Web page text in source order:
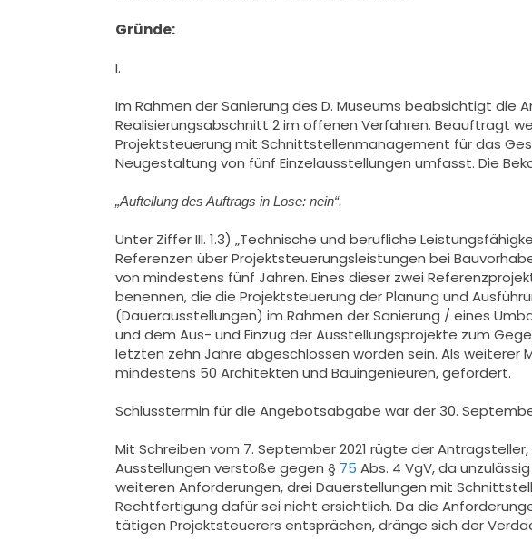
Gründe:
I.
Im Rahmen der Sanierung des D. Museums beabsichtigt
Realisierungsabschnitt 2 im offenen Verfahren. Beauftragt
Projektsteuerung mit Schnittstellenmanagement für das
Neugestaltung von fünf Einzelausstellungen umfasst. Die
„Aufteilung des Auftrags in Lose: nein“.
Unter Ziffer III. 1.3) „Technische und berufliche
Referenzen über Projektsteuerungsleistungen bei
von mindestens fünf Jahren. Eines dieser zwei
benennen, die die Projektsteuerung der Planung und
(Dauerausstellungen) im Rahmen der Sanierung / eines
und dem Aus- und Einzug der Ausstellungsprojekte zum
letzten zehn Jahre abgeschlossen worden sein. Als
mindestens 50 Architekten und Bauingenieuren, gefordert.
Schlusstermin für die Angebotsabgabe war der 30.
Mit Schreiben vom 7. September 2021 rügte der
Ausstellungen verstoße gegen § 75 Abs. 4 VgV, da
weiteren Anforderungen, drei Dauerstellungen mit
Rechtfertigung dafür sei nicht ersichtlich. Da die
tätigen Projektsteuerers entsprächen, dränge sich der